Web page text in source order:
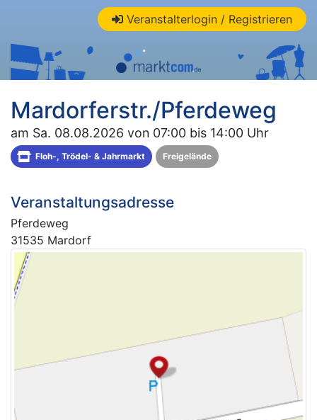
Veranstalterlogin / Registrieren
Mardorferstr./Pferdeweg
am Sa. 08.08.2026 von 07:00 bis 14:00 Uhr
Floh-, Trödel- & Jahrmarkt Freigelände
Veranstaltungsadresse
Pferdeweg
31535 Mardorf